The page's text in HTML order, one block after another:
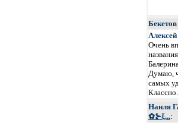
Алексей
Очень
Думаю,
самых
Классно.
Наиля
✿⊱ξ...: